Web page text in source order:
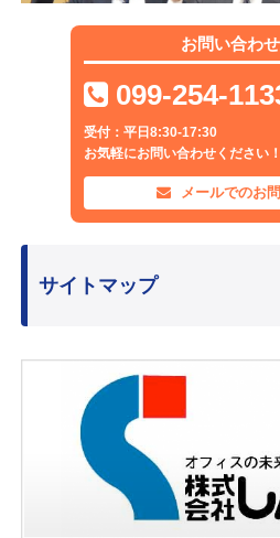
お問い合わ
099-254-
受付：平日8:30-17:30
お気軽にお問い合わせください！
メールでのお
サイトマップ